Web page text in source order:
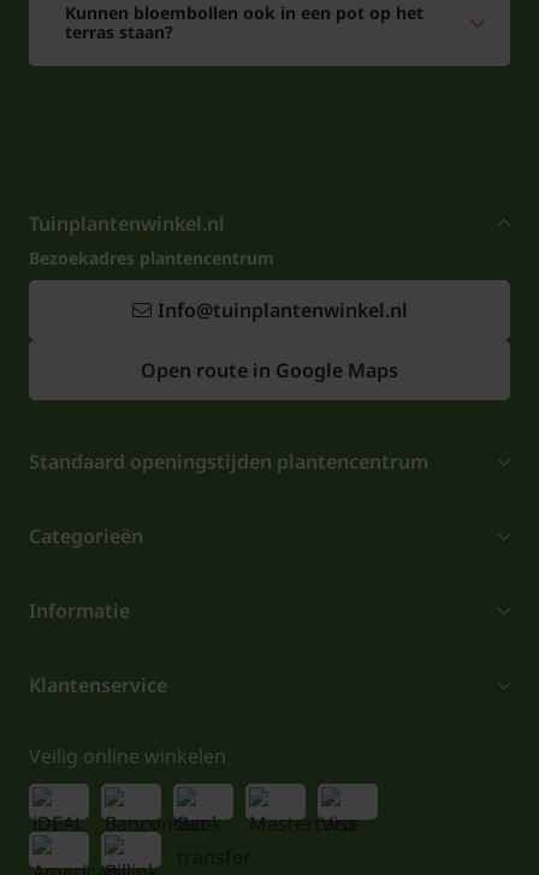
Kunnen bloembollen ook in een pot op het
terras staan?
Tuinplantenwinkel.nl
Bezoekadres plantencentrum
Info@tuinplantenwinkel.nl
Open route in Google Maps
Standaard openingstijden plantencentrum
Categorieën
Informatie
Klantenservice
Veilig online winkelen